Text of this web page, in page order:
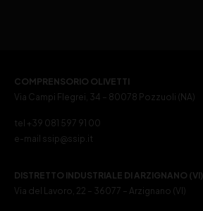
COMPRENSORIO OLIVETTI
Via Campi Flegrei, 34 – 80078 Pozzuoli (NA)
tel +39 081 597 91 00
e-mail ssip@ssip.it
DISTRETTO INDUSTRIALE DI ARZIGNANO (VI)
Via del Lavoro, 22 – 36077 – Arzignano (VI)